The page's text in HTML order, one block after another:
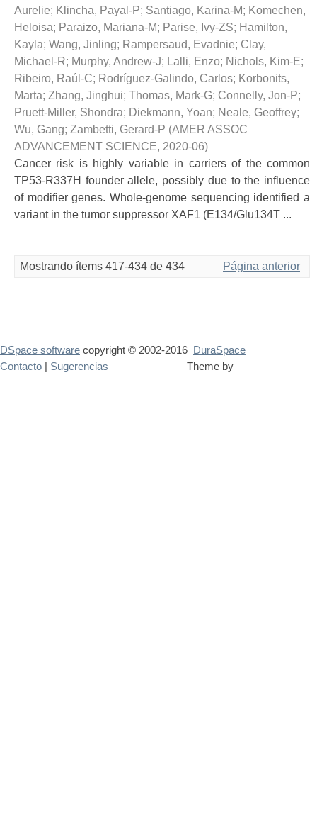
Aurelie; Klincha, Payal-P; Santiago, Karina-M; Komechen,
Heloisa; Paraizo, Mariana-M; Parise, Ivy-ZS; Hamilton,
Kayla; Wang, Jinling; Rampersaud, Evadnie; Clay,
Michael-R; Murphy, Andrew-J; Lalli, Enzo; Nichols, Kim-E;
Ribeiro, Raúl-C; Rodríguez-Galindo, Carlos; Korbonits,
Marta; Zhang, Jinghui; Thomas, Mark-G; Connelly, Jon-P;
Pruett-Miller, Shondra; Diekmann, Yoan; Neale, Geoffrey;
Wu, Gang; Zambetti, Gerard-P (AMER ASSOC
ADVANCEMENT SCIENCE, 2020-06)
Cancer risk is highly variable in carriers of the common
TP53-R337H founder allele, possibly due to the influence
of modifier genes. Whole-genome sequencing identified a
variant in the tumor suppressor XAF1 (E134/Glu134T ...
Mostrando ítems 417-434 de 434 Página anterior
DSpace software copyright © 2002-2016
DuraSpace
Theme by
Contacto Sugerencias